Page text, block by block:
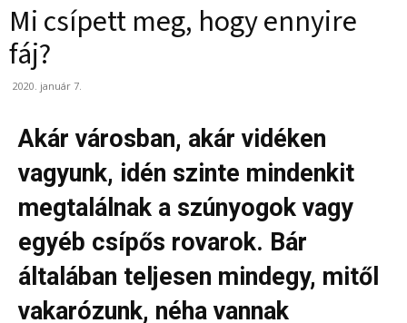
Mi csípett meg, hogy ennyire
fáj?
2020. január 7.
Akár városban, akár vidéken
vagyunk, idén szinte mindenkit
megtalálnak a szúnyogok vagy
egyéb csípős rovarok. Bár
általában teljesen mindegy, mitől
vakarózunk, néha vannak